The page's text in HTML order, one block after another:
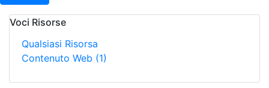
Voci Risorse
Qualsiasi Risorsa
Contenuto Web (1)